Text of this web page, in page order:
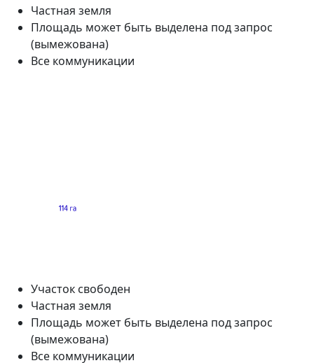
Частная земля
Площадь может быть выделена под запрос
(вымежована)
Все коммуникации
Участок свободен
Частная земля
Площадь может быть выделена под запрос
(вымежована)
Все коммуникации